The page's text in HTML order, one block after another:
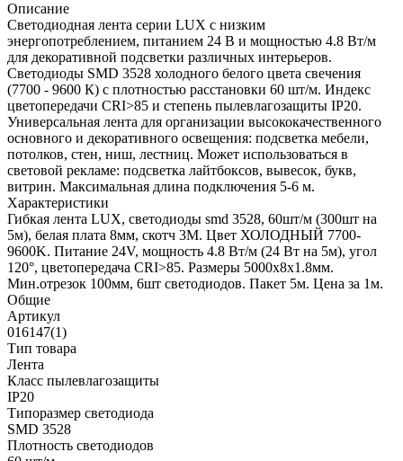
Описание
Светодиодная лента серии LUX с низким
энергопотреблением, питанием 24 В и мощностью 4.8 Вт/м
для декоративной подсветки различных интерьеров.
Светодиоды SMD 3528 холодного белого цвета свечения
(7700 - 9600 К) с плотностью расстановки 60 шт/м. Индекс
цветопередачи CRI>85 и степень пылевлагозащиты IP20.
Универсальная лента для организации высококачественного
основного и декоративного освещения: подсветка мебели,
потолков, стен, ниш, лестниц. Может использоваться в
световой рекламе: подсветка лайтбоксов, вывесок, букв,
витрин. Максимальная длина подключения 5-6 м.
Характеристики
Гибкая лента LUX, светодиоды smd 3528, 60шт/м (300шт на
5м), белая плата 8мм, скотч 3М. Цвет ХОЛОДНЫЙ 7700-
9600K. Питание 24V, мощность 4.8 Вт/м (24 Вт на 5м), угол
120°, цветопередача CRI>85. Размеры 5000х8x1.8мм.
Мин.отрезок 100мм, 6шт светодиодов. Пакет 5м. Цена за 1м.
Общие
Артикул
016147(1)
Тип товара
Лента
Класс пылевлагозащиты
IP20
Типоразмер светодиода
SMD 3528
Плотность светодиодов